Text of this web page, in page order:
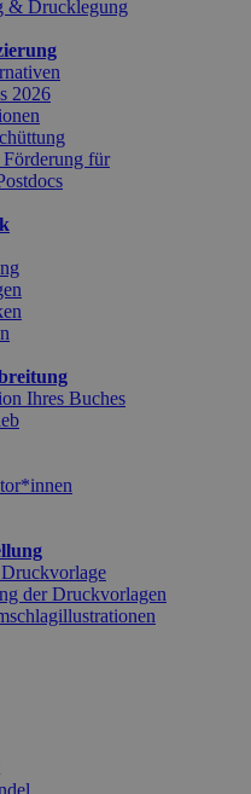
& Drucklegung
2026
für
Ihres Buches
der Druckvorlagen